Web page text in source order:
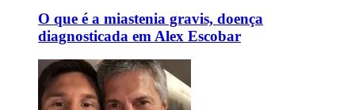
O que é a miastenia gravis, doença
diagnosticada em Alex Escobar